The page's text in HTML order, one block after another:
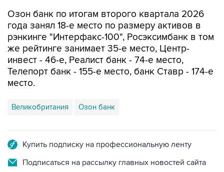
Озон банк по итогам второго квартала 2026
года занял 18-е место по размеру активов в
рэнкинге "Интерфакс-100", Росэксимбанк в том
же рейтинге занимает 35-е место, Центр-
инвест - 46-е, Реалист банк - 74-е место,
Телепорт банк - 155-е место, банк Ставр - 174-е
место.
Великобритания Озон банк
Купить подписку на профессиональную ленту
Подписаться на рассылку главных новостей сайта